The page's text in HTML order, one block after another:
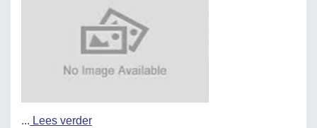
... Lees verder